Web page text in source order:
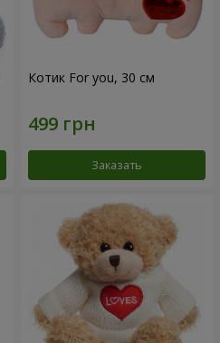
Котик For you, 30 см
Заказать